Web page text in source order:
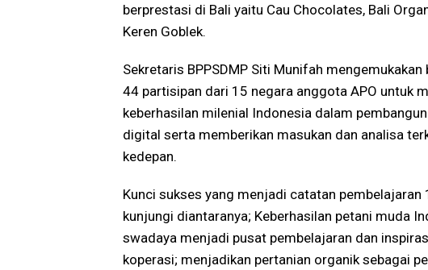
berprestasi di Bali yaitu Cau Chocolates, Bali
Keren Goblek.
Sekretaris BPPSDMP Siti Munifah
44 partisipan dari 15 negara anggota APO untuk
keberhasilan milenial Indonesia dalam
digital serta memberikan masukan dan analisa
kedepan.
Kunci sukses yang menjadi catatan
kunjungi diantaranya; Keberhasilan petani muda
swadaya menjadi pusat pembelajaran dan
koperasi; menjadikan pertanian organik sebagai